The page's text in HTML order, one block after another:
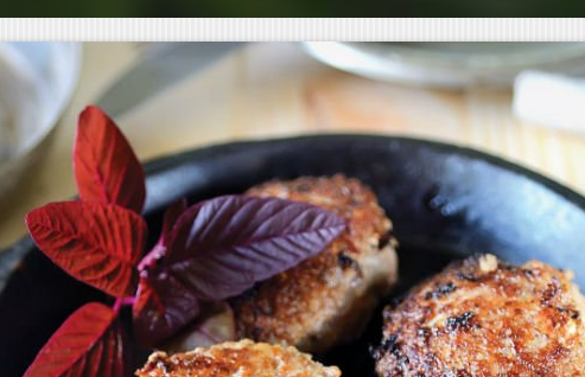
Περιορίστε τα αποτελέσματα
αναζήτησης επιλέγοντας κατηγορίες:
Πουλερικά Θαλασσινά Λαχανικά Ζυμαρικά Γλυκά